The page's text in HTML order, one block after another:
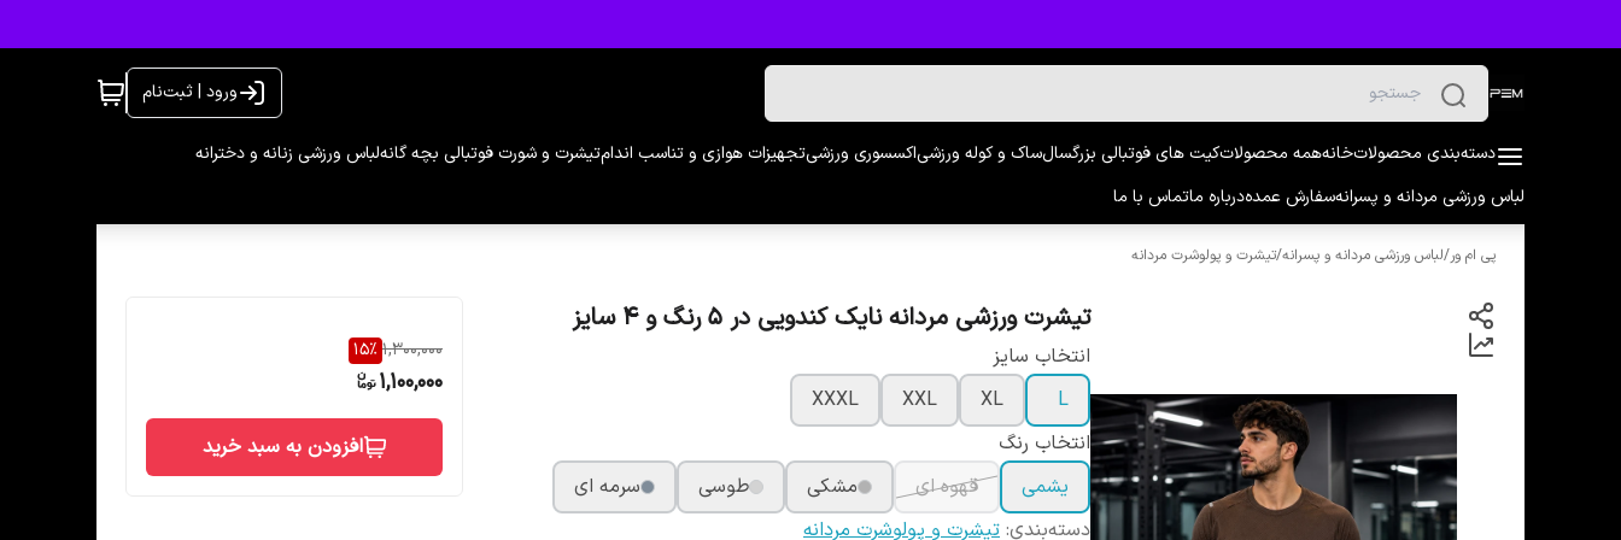
ورود | ثبت‌نام
دسته‌بندی محصولاتخانههمه محصولاتکیت های فوتبالی بزرگسالساک و کوله ورزشیاکسسوری ورزشیتجهیزات هوازی و تناسب اندامتیشرت و شورت فوتبالی بچه گانهلباس ورزشی زنانه و دخترانه
لباس ورزشی مردانه و پسرانهسفارش عمدهدرباره ماتماس با ما
پی ام ور/لباس ورزشی مردانه و پسرانه/تیشرت و پولوشرت مردانه
تیشرت ورزشی مردانه نایک کندویی در 5 رنگ و 4 سایز
انتخاب سایز
L
XL
XXL
XXXL
انتخاب رنگ
یشمی
قهوه ای مشکی طوسی
سرمه ای
دسته‌بندی: تیشرت و پولوشرت مردانه
1,300,000
15%
1,100,000
افزودن به سبد خرید